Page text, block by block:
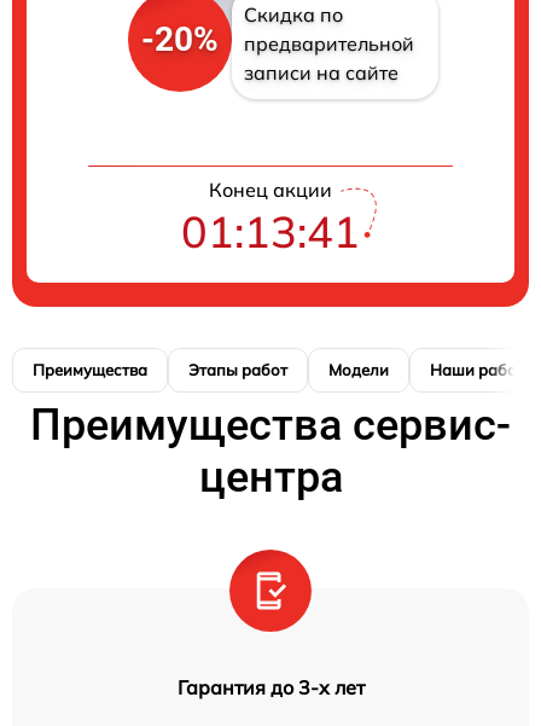
-20%
Скидка по
предварительной
записи на сайте
Конец акции
01:13:40
Преимущества Этапы работ Модели Наши работы
Преимущества сервис-
центра
Гарантия до 3-х лет